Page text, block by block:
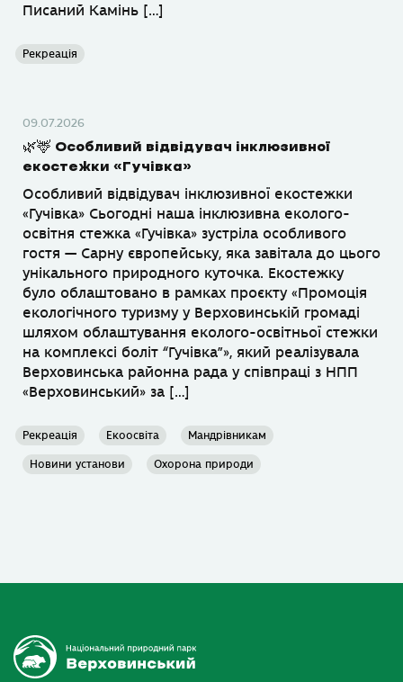
Писаний Камінь […]
Рекреація
09.07.2026
🌿🦌 Особливий відвідувач інклюзивної
екостежки «Гучівка»
Особливий відвідувач інклюзивної екостежки
«Гучівка» Сьогодні наша інклюзивна еколого-
освітня стежка «Гучівка» зустріла особливого
гостя — Сарну європейську, яка завітала до цього
унікального природного куточка. Екостежку
було облаштовано в рамках проєкту «Промоція
екологічного туризму у Верховинській громаді
шляхом облаштування еколого-освітньої стежки
на комплексі боліт “Гучівка”», який реалізувала
Верховинська районна рада у співпраці з НПП
«Верховинський» за […]
Рекреація Екоосвіта Мандрівникам
Новини установи Охорона природи